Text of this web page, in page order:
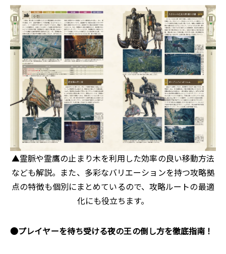
▲霊脈や霊鷹の止まり木を利用した効率の良い移動方法
なども解説。また、多彩なバリエーションを持つ攻略拠
点の特徴も個別にまとめているので、攻略ルートの最適
化にも役立ちます。
●プレイヤーを待ち受ける夜の王の倒し方を徹底指南！